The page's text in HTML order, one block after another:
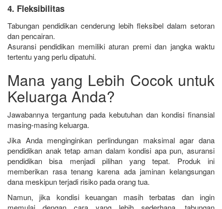
4. Fleksibilitas
Tabungan pendidikan cenderung lebih fleksibel dalam setoran
dan pencairan.
Asuransi pendidikan memiliki aturan premi dan jangka waktu
tertentu yang perlu dipatuhi.
Mana yang Lebih Cocok untuk
Keluarga Anda?
Jawabannya tergantung pada kebutuhan dan kondisi finansial
masing-masing keluarga.
Jika Anda menginginkan perlindungan maksimal agar dana
pendidikan anak tetap aman dalam kondisi apa pun, asuransi
pendidikan bisa menjadi pilihan yang tepat. Produk ini
memberikan rasa tenang karena ada jaminan kelangsungan
dana meskipun terjadi risiko pada orang tua.
Namun, jika kondisi keuangan masih terbatas dan ingin